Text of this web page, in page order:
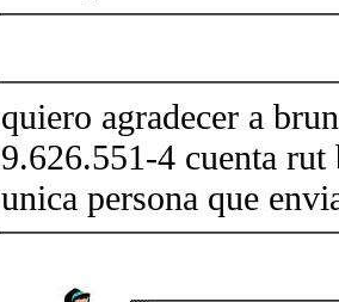
quiero agradecer a
9.626.551-4 cuenta rut
unica persona que